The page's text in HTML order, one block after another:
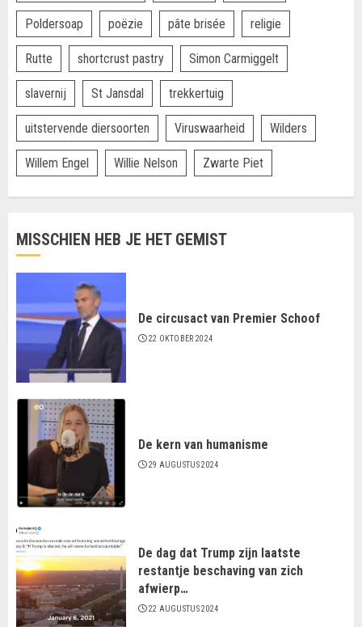
Poldersoap poëzie pâte brisée religie
Rutte shortcrust pastry Simon Carmiggelt
slavernij St Jansdal trekkertuig
uitstervende diersoorten Viruswaarheid Wilders
Willem Engel Willie Nelson Zwarte Piet
MISSCHIEN HEB JE HET GEMIST
De circusact van Premier Schoof
22 OKTOBER 2024
De kern van humanisme
29 AUGUSTUS 2024
De dag dat Trump zijn laatste
restantje beschaving van zich
afwierp…
22 AUGUSTUS 2024